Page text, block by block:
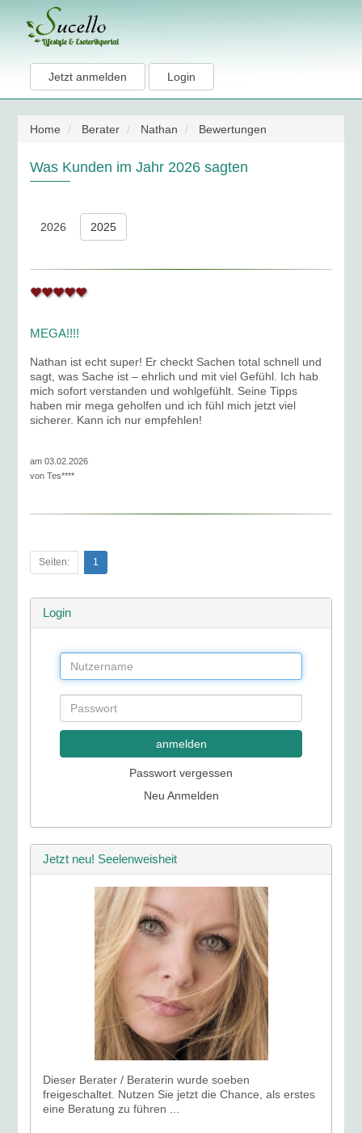
Jetzt anmelden Login
Home Berater Nathan Bewertungen
Was Kunden im Jahr 2026 sagten
2026 2025
MEGA!!!!
Nathan ist echt super! Er checkt Sachen total schnell und
sagt, was Sache ist – ehrlich und mit viel Gefühl. Ich hab
mich sofort verstanden und wohlgefühlt. Seine Tipps
haben mir mega geholfen und ich fühl mich jetzt viel
sicherer. Kann ich nur empfehlen!
am 03.02.2026
vonTes****
Seiten: 1
Login
anmelden
Passwort vergessen
Neu Anmelden
Jetzt neu! Seelenweisheit
Dieser Berater / Beraterin wurde soeben
freigeschaltet. Nutzen Sie jetzt die Chance, als erstes
eine Beratung zu führen ...